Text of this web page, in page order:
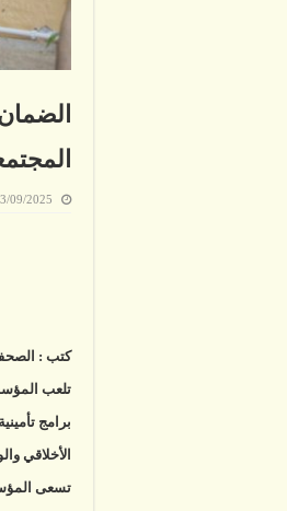
09/2025
كتب :
تلعب
برامج
الأخلاقي
تسعى